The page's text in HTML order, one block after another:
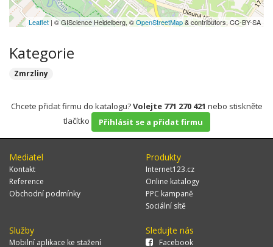
Leaflet | © GIScience Heidelberg, ©OpenStreetMap& contributors, CC-BY-SA
Kategorie
Zmrzliny
Chcete přidat firmu do katalogu?Volejte 771 270 421 nebo stiskněte
tlačítko
Přihlásit se a přidat firmu
Mediatel
Kontakt
Reference
Obchodní podmínky
Produkty
Internet123.cz
Online katalogy
PPC kampaně
Sociální sítě
Služby
Mobilní aplikace ke stažení
Sledujte nás
Facebook